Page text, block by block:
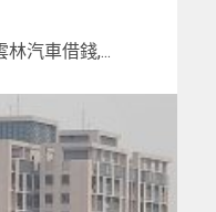
汽車借錢,...